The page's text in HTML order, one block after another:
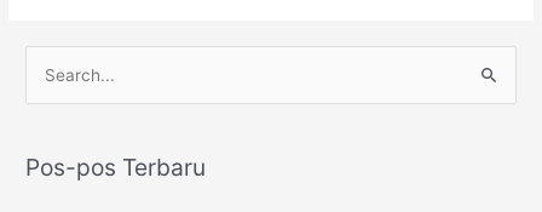
iPos-pos Terbaru